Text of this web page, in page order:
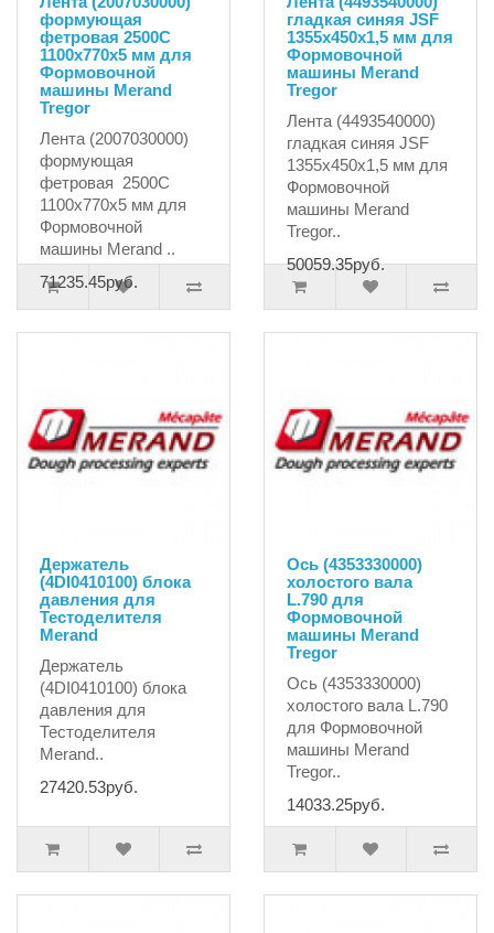
формующая
фетровая 2500C
1100х770х5 мм для
Формовочной
машины Merand
Tregor
Лента (2007030000)
формующая
фетровая 2500C
1100х770х5 мм для
Формовочной
машины Merand ..
71235.45руб.
гладкая синяя JSF
1355x450x1,5 мм для
Формовочной
машины Merand
Tregor
Лента (4493540000)
гладкая синяя JSF
1355x450x1,5 мм для
Формовочной
машины Merand
Tregor..
50059.35руб.
Держатель
(4DI0410100) блока
давления для
Тестоделителя
Merand
Держатель
(4DI0410100) блока
давления для
Тестоделителя
Merand..
27420.53руб.
Ось (4353330000)
холостого вала
L.790 для
Формовочной
машины Merand
Tregor
Ось (4353330000)
холостого вала L.790
для Формовочной
машины Merand
Tregor..
14033.25руб.